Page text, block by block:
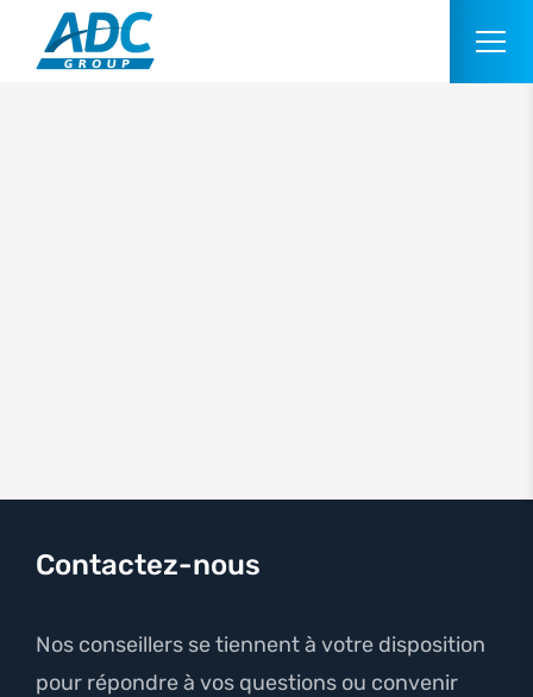
Contactez-nous
Nos conseillers se tiennent à votre disposition
pour répondre à vos questions ou convenir